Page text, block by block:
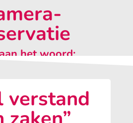
het woord:
verstand